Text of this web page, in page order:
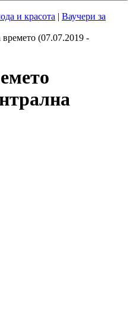
и красота | Ваучери за
времето (07.07.2019 -